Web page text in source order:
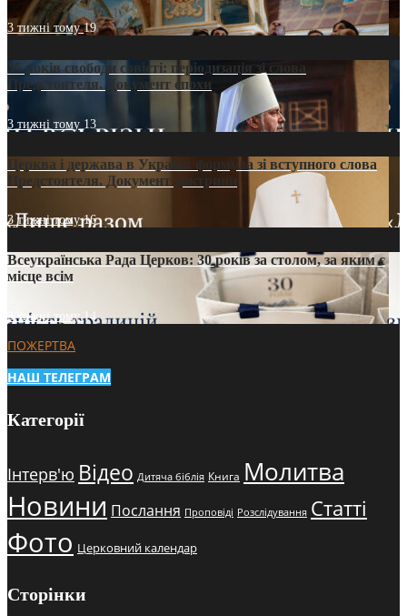
3 тижні тому19
35 років свободи совісті: періодизація зі слова
Предстоятеля. Документ епохи
3 тижні тому 13
Церква і держава в Україні: формула зі вступного слова
Предстоятеля. Документ доктрини
3 тижні тому16
Всеукраїнська Рада Церков: 30 років за столом, за яким є
місце всім
3 тижні тому14
ПОЖЕРТВА
НАШ ТЕЛЕГРАМ
Категорії
Інтерв'ю Відео Дитяча біблія Книга Молитва
Новини Послання Проповіді Розслідування Статті
Фото Церковний календар
Сторінки